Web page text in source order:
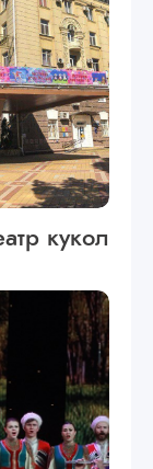
кукол